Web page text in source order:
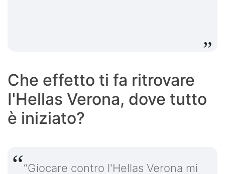
Che effetto ti fa ritrovare
I'Hellas Verona, dove tutto
è iniziato?
“Giocare contro l'Hellas Verona mi